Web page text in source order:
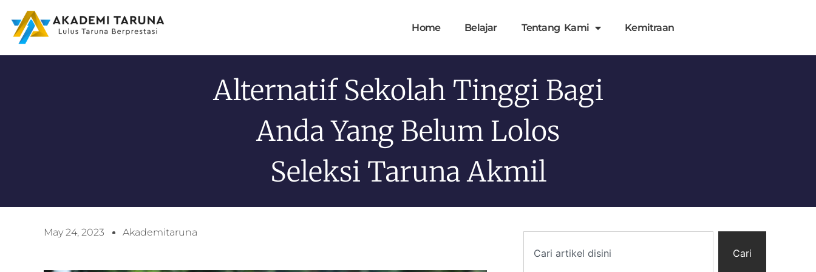
Home Belajar Tentang Kami Kemitraan
Alternatif Sekolah Tinggi Bagi
Anda Yang Belum Lolos
Seleksi Taruna Akmil
May 24, 2023 Akademitaruna
Cari